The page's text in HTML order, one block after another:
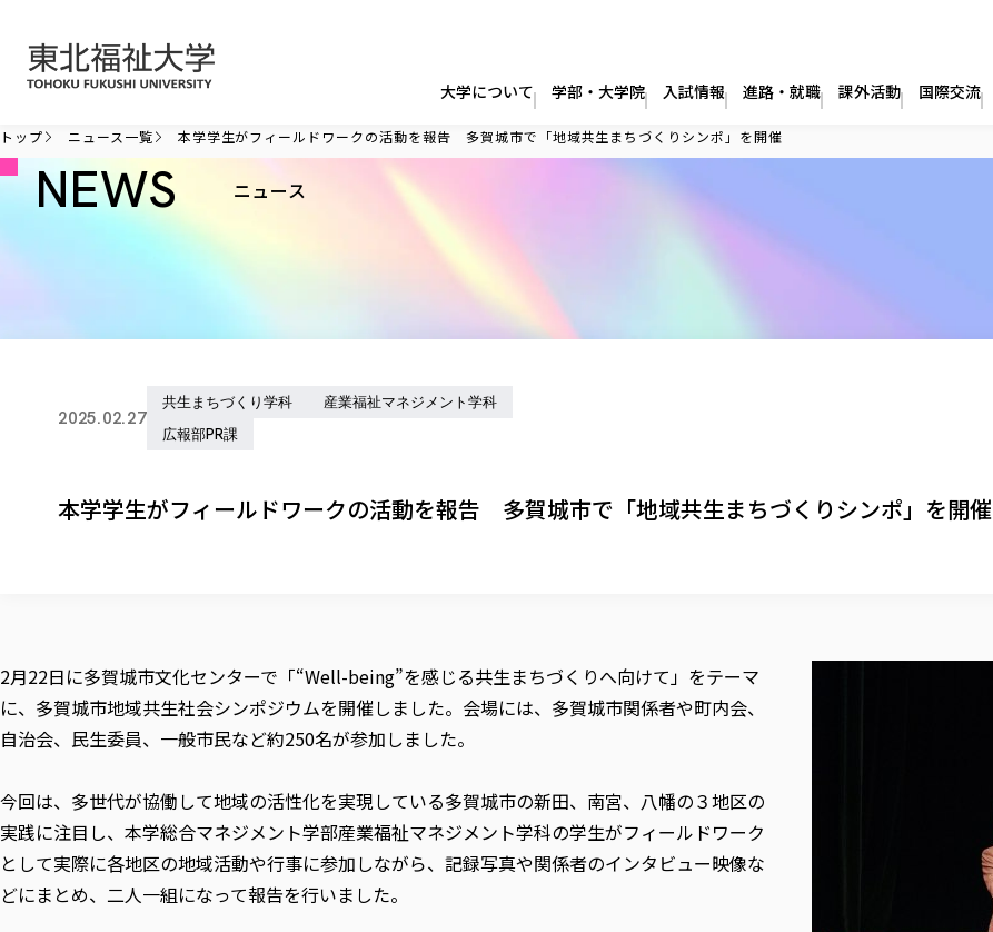
大学について 学部・大学院 入試情報 進路・就職 課外活動 国際交流
トップ ニュース一覧 本学学生がフィールドワークの活動を報告 多賀城市で「地域共生まちづくりシンポ」を開催
NEWS ニュース
2025.02.27
共生まちづくり学科
産業福祉マネジメント学科
広報部PR課
本学学生がフィールドワークの活動を報告 多賀城市で「地域共生まちづくりシンポ」を開催
2月22日に多賀城市文化センターで「“Well-being”を感じる共生まちづくりへ向けて」をテーマ
に、多賀城市地域共生社会シンポジウムを開催しました。会場には、多賀城市関係者や町内会、
自治会、民生委員、一般市民など約250名が参加しました。
今回は、多世代が協働して地域の活性化を実現している多賀城市の新田、南宮、八幡の３地区の
実践に注目し、本学総合マネジメント学部産業福祉マネジメント学科の学生がフィールドワーク
として実際に各地区の地域活動や行事に参加しながら、記録写真や関係者のインタビュー映像な
どにまとめ、二人一組になって報告を行いました。